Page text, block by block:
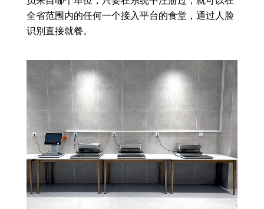
全省范围内的任何一个接入平台的食堂，通过人脸
识别直接就餐。